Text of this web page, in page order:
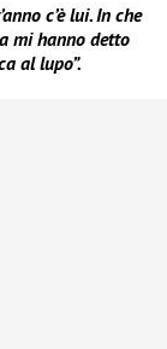
c’è lui. In che
mi hanno detto
al lupo”.